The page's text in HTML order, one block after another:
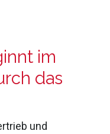
im
das
und